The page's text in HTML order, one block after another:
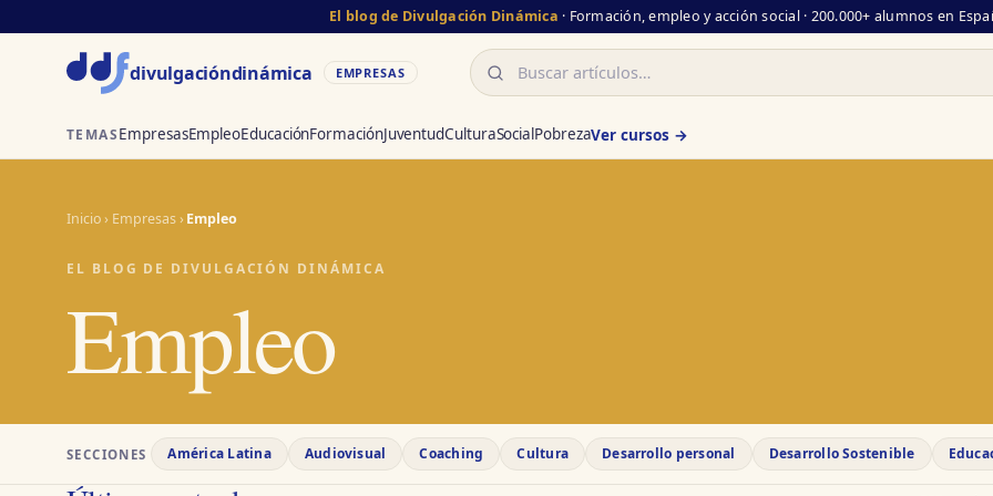
El blog de Divulgación Dinámica · Formación, empleo y acción social · 200.000+ alumnos en
divulgacióndinámica EMPRESAS Buscar
TEMASEmpresasEmpleoEducaciónFormaciónJuventudCulturaSocialPobrezaVer cursos →
Inicio› Empresas›Empleo
EL BLOG DE DIVULGACIÓN DINÁMICA
Empleo
SECCIONES América Latina Audiovisual Coaching Cultura Desarrollo personal Desarrollo Sostenible